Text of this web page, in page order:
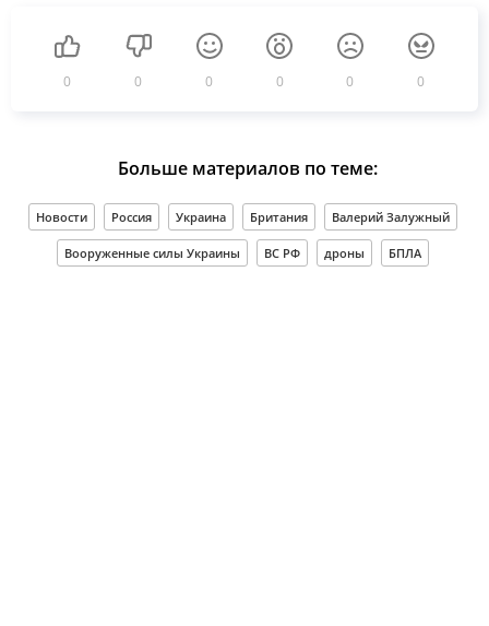
0 0 0 0 0 0
Больше материалов по теме:
Новости Россия Украина Британия Валерий Залужный
Вооруженные силы Украины ВС РФ дроны БПЛА